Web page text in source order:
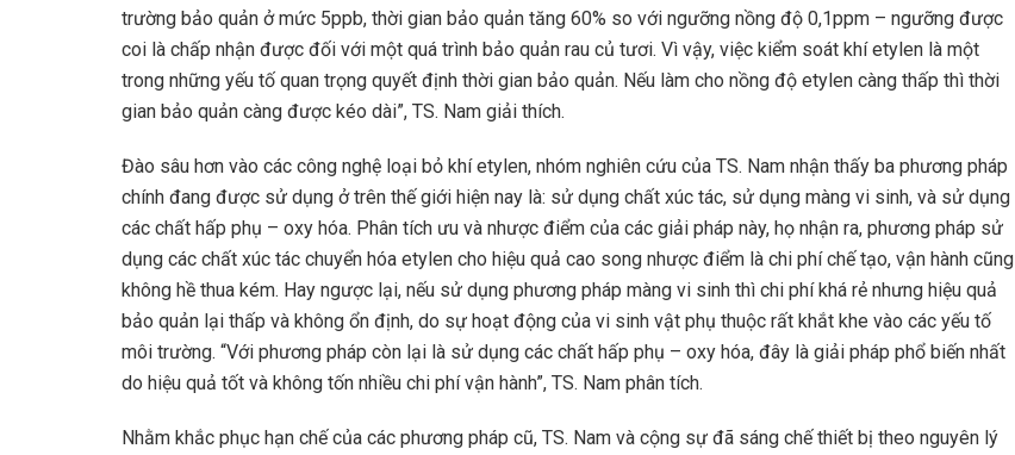
trường bảo quản ở mức 5ppb, thời gian bảo quản tăng 60% so với ngưỡng nồng độ 0,1ppm – ngưỡng được
coi là chấp nhận được đối với một quá trình bảo quản rau củ tươi. Vì vậy, việc kiểm soát khí etylen là một
trong những yếu tố quan trọng quyết định thời gian bảo quản. Nếu làm cho nồng độ etylen càng thấp thì thời
gian bảo quản càng được kéo dài”, TS. Nam giải thích.
Đào sâu hơn vào các công nghệ loại bỏ khí etylen, nhóm nghiên cứu của TS. Nam nhận thấy ba phương pháp
chính đang được sử dụng ở trên thế giới hiện nay là: sử dụng chất xúc tác, sử dụng màng vi sinh, và sử dụng
các chất hấp phụ – oxy hóa. Phân tích ưu và nhược điểm của các giải pháp này, họ nhận ra, phương pháp sử
dụng các chất xúc tác chuyển hóa etylen cho hiệu quả cao song nhược điểm là chi phí chế tạo, vận hành cũng
không hề thua kém. Hay ngược lại, nếu sử dụng phương pháp màng vi sinh thì chi phí khá rẻ nhưng hiệu quả
bảo quản lại thấp và không ổn định, do sự hoạt động của vi sinh vật phụ thuộc rất khắt khe vào các yếu tố
môi trường. “Với phương pháp còn lại là sử dụng các chất hấp phụ – oxy hóa, đây là giải pháp phổ biến nhất
do hiệu quả tốt và không tốn nhiều chi phí vận hành”, TS. Nam phân tích.
Nhằm khắc phục hạn chế của các phương pháp cũ, TS. Nam và cộng sự đã sáng chế thiết bị theo nguyên lý